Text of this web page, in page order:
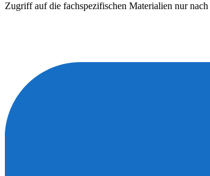
Zugriff auf die fachspezifischen Materialien nur nach